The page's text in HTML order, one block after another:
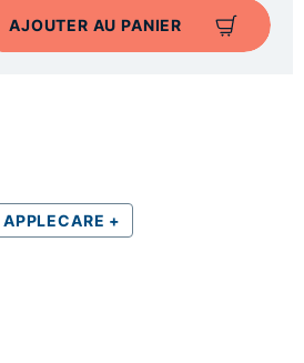
AJOUTER AU PANIER
+